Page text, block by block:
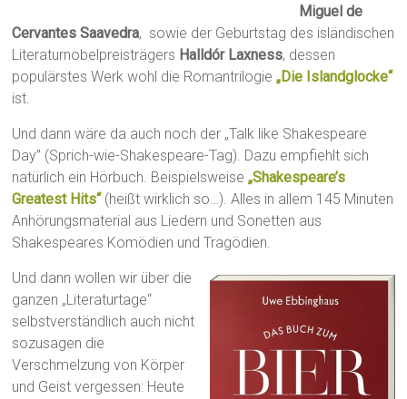
Miguel de
Cervantes Saavedra, sowie der Geburtstag des isländischen
Literaturnobelpreisträgers Halldór Laxness, dessen
populärstes Werk wohl die Romantrilogie„Die Islandglocke“
ist.
Und dann wäre da auch noch der „Talk like Shakespeare
Day” (Sprich-wie-Shakespeare-Tag). Dazu empfiehlt sich
natürlich ein Hörbuch. Beispielsweise„Shakespeare’s
Greatest Hits“ (heißt wirklich so…). Alles in allem 145 Minuten
Anhörungsmaterial aus Liedern und Sonetten aus
Shakespeares Komödien und Tragödien.
Und dann wollen wir über die
ganzen „Literaturtage“
selbstverständlich auch nicht
sozusagen die
Verschmelzung von Körper
und Geist vergessen: Heute